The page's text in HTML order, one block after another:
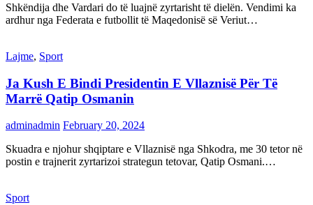
Shkëndija dhe Vardari do të luajnë zyrtarisht të dielën. Vendimi ka
ardhur nga Federata e futbollit të Maqedonisë së Veriut…
Lajme, Sport
Ja Kush E Bindi Presidentin E Vllaznisë Për Të
Marrë Qatip Osmanin
adminadmin February 20, 2024
Skuadra e njohur shqiptare e Vllaznisë nga Shkodra, me 30 tetor në
postin e trajnerit zyrtarizoi strategun tetovar, Qatip Osmani.…
Sport